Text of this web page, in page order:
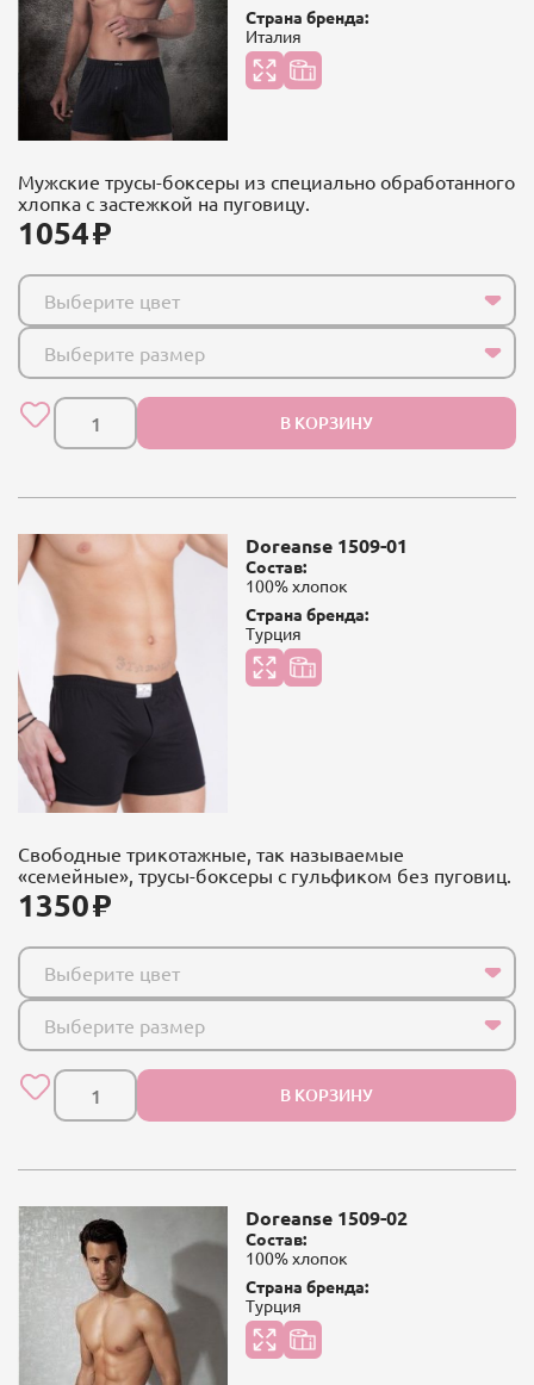
Страна бренда:
Италия
Мужские трусы-боксеры из специально обработанного
хлопка с застежкой на пуговицу.
1054
Выберите цвет
Выберите размер
В КОРЗИНУ
Doreanse 1509-01
Состав:
100% хлопок
Страна бренда:
Турция
Свободные трикотажные, так называемые
«семейные», трусы-боксеры с гульфиком без пуговиц.
1350
Выберите цвет
Выберите размер
В КОРЗИНУ
Doreanse 1509-02
Состав:
100% хлопок
Страна бренда:
Турция